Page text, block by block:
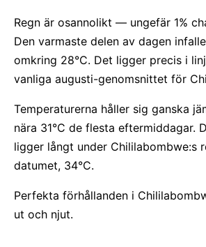
Regn är osannolikt — ungefär 1%
Den varmaste delen av dagen
omkring 28°C. Det ligger precis i
vanliga augusti-genomsnittet för
Temperaturerna håller sig ganska
nära 31°C de flesta eftermiddagar.
ligger långt under Chililabombwe:s
datumet, 34°C.
Perfekta förhållanden i
ut och njut.